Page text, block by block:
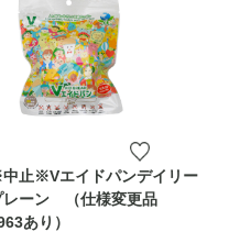
止※Vエイドパンデイリー
レーン （仕様変更品
あり）